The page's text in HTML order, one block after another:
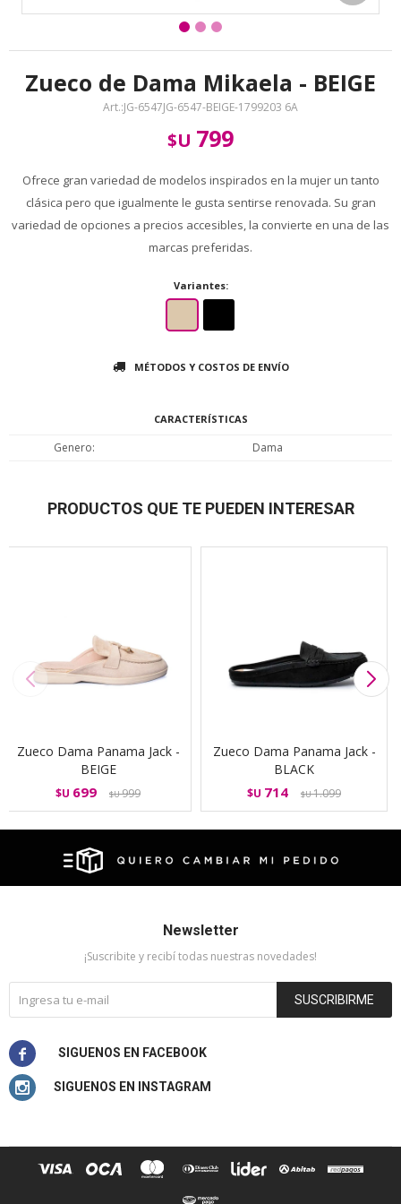
Zueco de Dama Mikaela - BEIGE
JG-6547JG-6547-BEIGE-1799203 6A
$U 799
Ofrece gran variedad de modelos inspirados en la mujer un tanto
clásica pero que igualmente le gusta sentirse renovada. Su gran
variedad de opciones a precios accesibles, la convierte en una de las
marcas preferidas.
Variantes:
MÉTODOS Y COSTOS DE ENVÍO
CARACTERÍSTICAS
Genero Dama
PRODUCTOS QUE TE PUEDEN INTERESAR
Zueco Dama Panama Jack -
BEIGE
$U 699 $U999
Zueco Dama Panama Jack -
BLACK
$U 714 $U1.099
Newsletter
¡Suscribite y recibí todas nuestras novedades!
SUSCRIBIRME

